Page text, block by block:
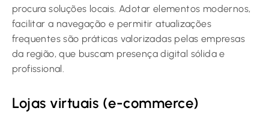
procura soluções locais. Adotar elementos modernos,
facilitar a navegação e permitir atualizações
frequentes são práticas valorizadas pelas empresas
da região, que buscam presença digital sólida e
profissional.
Lojas virtuais (e-commerce)